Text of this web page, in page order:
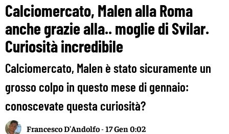
Calciomercato, Malen alla Roma
anche grazie alla.. moglie di Svilar.
Curiosità incredibile
Calciomercato, Malen è stato sicuramente un
grosso colpo in questo mese di gennaio:
conoscevate questa curiosità?
Francesco D'Andolfo-17 Gen 0:02